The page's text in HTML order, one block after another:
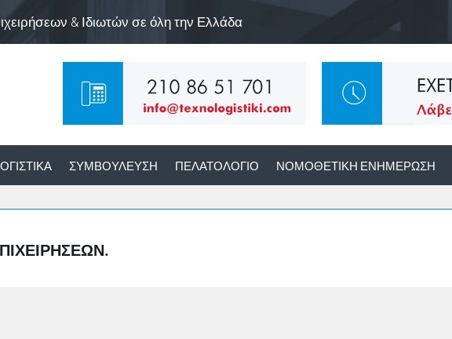
& Ιδιωτών σε όλη την Ελλάδα
ΣΥΜΒΟΎΛΕΥΣΗ ΠΕΛΑΤΟΛΌΓΙΟ ΝΟΜΟΘΕΤΙΚΉ ΕΝΗΜΈΡΩΣΗ